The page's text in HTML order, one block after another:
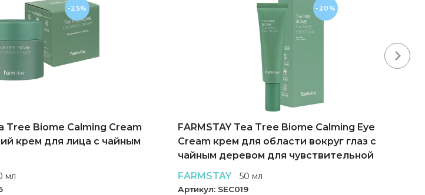
Tree Biome Calming Cream
крем для лица с чайным
мл
-25%
FARMSTAY Tea Tree Biome Calming Eye
Cream крем для области вокруг глаз с
чайным деревом для чувствительной
кожи
FARMSTAY 50 мл
Артикул: SEC019
-20%